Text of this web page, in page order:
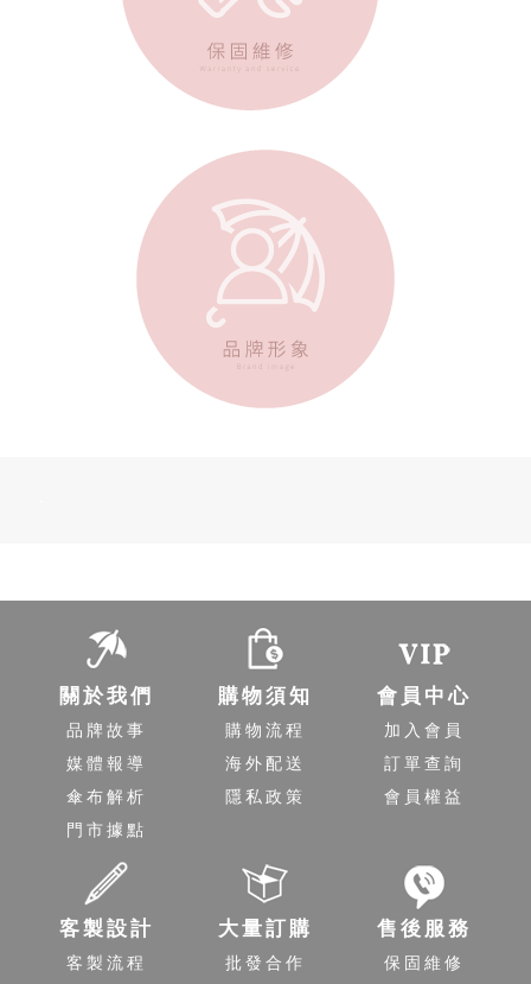
立即購買
關於我們
品牌故事
媒體報導
傘布解析
門市據點
購物須知
購物流程
海外配送
隱私政策
會員中心
加入會員
訂單查詢
會員權益
客製設計
客製流程
大量訂購
批發合作
售後服務
保固維修